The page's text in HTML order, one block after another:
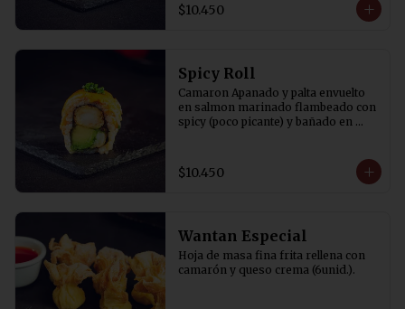
$10.450
Spicy Roll
Camaron Apanado y palta envuelto
en salmon marinado flambeado con
spicy (poco picante) y bañado en
$10.450
Wantan Especial
Hoja de masa fina frita rellena con
camarón y queso crema (6unid.).